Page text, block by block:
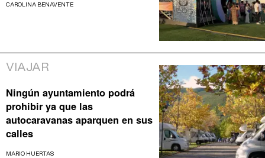
CAROLINA BENAVENTE
VIAJAR
Ningún ayuntamiento podrá
prohibir ya que las
autocaravanas aparquen en sus
calles
MARIO HUERTAS